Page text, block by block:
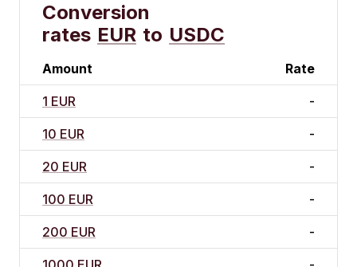
Conversion
rates EUR to USDC
Amount Rate
1 EUR -
10 EUR -
20 EUR -
100 EUR -
200 EUR -